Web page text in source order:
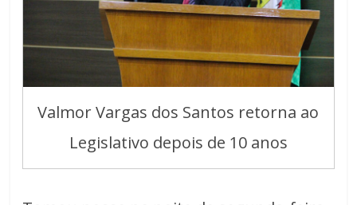
Valmor Vargas dos Santos retorna ao
Legislativo depois de 10 anos